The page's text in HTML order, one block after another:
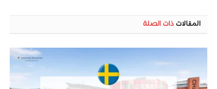
المقالاتذات الصلة